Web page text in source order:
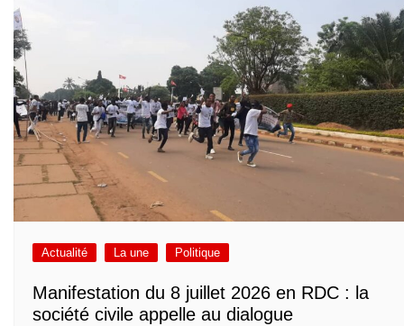
Actualité La une Politique
Manifestation du 8 juillet 2026 en RDC : la
société civile appelle au dialogue